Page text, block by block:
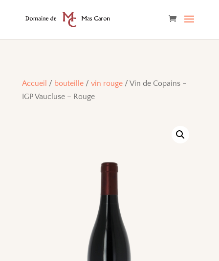
Accueil / bouteille/ vin rouge/ Vin de Copains –
IGP Vaucluse – Rouge